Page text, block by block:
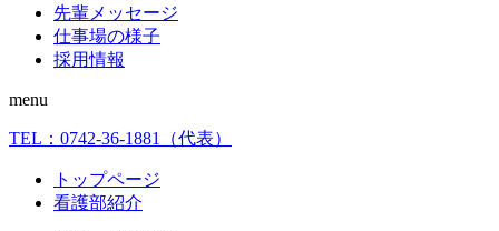
先輩メッセージ
仕事場の様子
採用情報
menu
TEL： 0742-36-1881 （代表）
トップページ
看護部紹介